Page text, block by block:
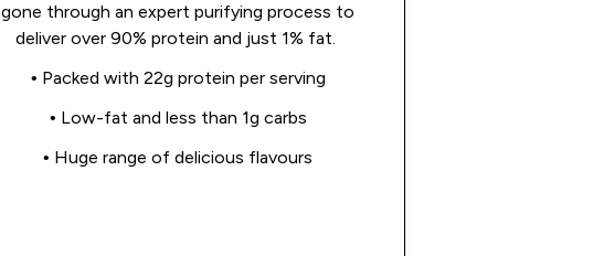
gone through an expert purifying process to
deliver over 90% protein and just 1% fat.
• Packed with 22g protein per serving
• Low-fat and less than 1g carbs
• Huge range of delicious flavours